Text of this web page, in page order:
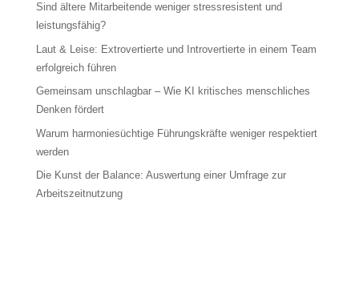
Sind ältere Mitarbeitende weniger stressresistent und
leistungsfähig?
Laut & Leise: Extrovertierte und Introvertierte in einem Team
erfolgreich führen
Gemeinsam unschlagbar – Wie KI kritisches menschliches
Denken fördert
Warum harmoniesüchtige Führungskräfte weniger respektiert
werden
Die Kunst der Balance: Auswertung einer Umfrage zur
Arbeitszeitnutzung